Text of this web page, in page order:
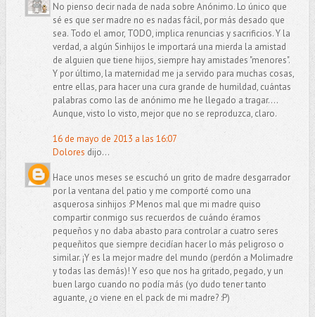
No pienso decir nada de nada sobre Anónimo. Lo único que
sé es que ser madre no es nadas fácil, por más desado que
sea. Todo el amor, TODO, implica renuncias y sacrificios. Y la
verdad, a algún Sinhijos le importará una mierda la amistad
de alguien que tiene hijos, siempre hay amistades "menores".
Y por último, la maternidad me ja servido para muchas cosas,
entre ellas, para hacer una cura grande de humildad, cuántas
palabras como las de anónimo me he llegado a tragar....
Aunque, visto lo visto, mejor que no se reproduzca, claro.
16 de mayo de 2013 a las 16:07
Dolores dijo...
Hace unos meses se escuchó un grito de madre desgarrador
por la ventana del patio y me comporté como una
asquerosa sinhijos :P Menos mal que mi madre quiso
compartir conmigo sus recuerdos de cuándo éramos
pequeños y no daba abasto para controlar a cuatro seres
pequeñitos que siempre decidían hacer lo más peligroso o
similar. ¡Y es la mejor madre del mundo (perdón a Molimadre
y todas las demás)! Y eso que nos ha gritado, pegado, y un
buen largo cuando no podía más (yo dudo tener tanto
aguante, ¿o viene en el pack de mi madre? :P)